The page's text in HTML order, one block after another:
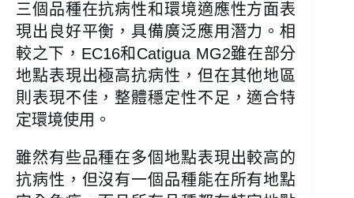
三個品種在抗病性和環境適應性方面表
現出良好平衡，具備廣泛應用潛力。相
較之下，EC16和Catigua MG2雖在部分
地點表現出極高抗病性，但在其他地區
則表現不佳，整體穩定性不足，適合特
定環境使用。
雖然有些品種在多個地點表現出較高的
抗病性，但沒有一個品種能在所有地點